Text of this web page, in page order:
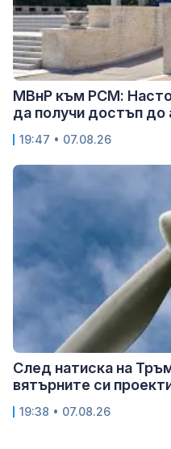
МВнР към РСМ:
да получи достъп до
19:47 • 07.08.26
След натиска на
вятърните си
19:38 • 07.08.26